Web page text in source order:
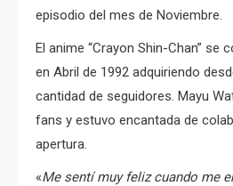
episodio del mes de Noviembre.
El anime “Crayon Shin-Chan” se
en Abril de 1992 adquiriendo
cantidad de seguidores. Mayu
fans y estuvo encantada de
apertura.
«Me sentí muy feliz cuando me